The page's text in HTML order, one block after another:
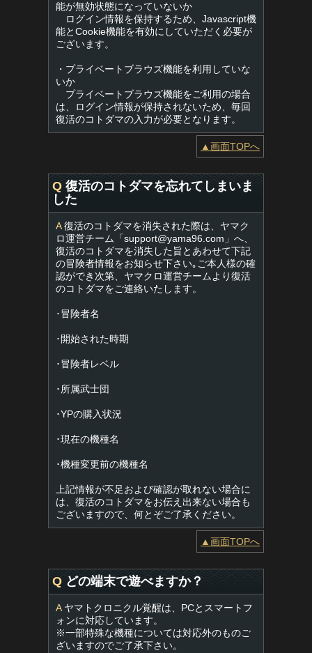
能が無効状態になっていないか
ログイン情報を保持するため、Javascript機
能とCookie機能を有効にしていただく必要が
ございます。
・プライベートブラウズ機能を利用していな
いか
プライベートブラウズ機能をご利用の場合
は、ログイン情報が保持されないため、毎回
復活のコトダマの入力が必要となります。
▲画面TOPへ
Q 復活のコトダマを忘れてしまいま
した
A復活のコトダマを消失された際は、ヤマク
ロ運営チーム「support@yama96.com 」へ、
復活のコトダマを消失した旨とあわせて下記
の冒険者情報をお知らせ下さい｡ご本人様の確
認ができ次第、ヤマクロ運営チームより復活
のコトダマをご連絡いたします。
･冒険者名
･開始された時期
･冒険者レベル
･所属武士団
･YPの購入状況
･現在の機種名
･機種変更前の機種名
上記情報が不足および確認が取れない場合に
は、復活のコトダマをお伝え出来ない場合も
ございますので、何とぞご了承ください。
▲画面TOPへ
Q どの端末で遊べますか？
Aヤマトクロニクル覚醒は、PCとスマートフ
ォンに対応しています。
※一部特殊な機種については対応外のものご
ざいますのでご了承下さい。